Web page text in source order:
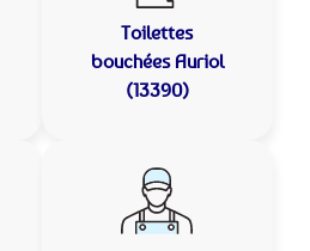
Toilettes
bouchées Auriol
(13390)